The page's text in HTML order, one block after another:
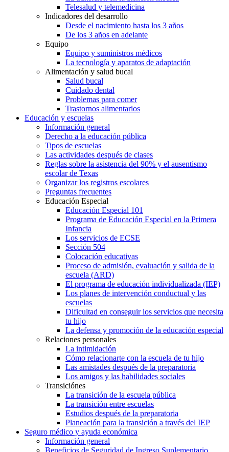
Telesalud y telemedicina
Indicadores del desarrollo
Desde el nacimiento hasta los 3 años
De los 3 años en adelante
Equipo
Equipo y suministros médicos
La tecnología y aparatos de adaptación
Alimentación y salud bucal
Salud bucal
Cuidado dental
Problemas para comer
Trastornos alimentarios
Educación y escuelas
Información general
Derecho a la educación pública
Tipos de escuelas
Las actividades después de clases
Reglas sobre la asistencia del 90% y el ausentismo
escolar de Texas
Organizar los registros escolares
Preguntas frecuentes
Educación Especial
Educación Especial 101
Programa de Educación Especial en la Primera
Infancia
Los servicios de ECSE
Sección 504
Colocación educativas
Proceso de admisión, evaluación y salida de la
escuela (ARD)
El programa de educación individualizada (IEP)
Los planes de intervención conductual y las
escuelas
Dificultad en conseguir los servicios que necesita
tu hijo
La defensa y promoción de la educación especial
Relaciones personales
La intimidación
Cómo relacionarte con la escuela de tu hijo
Las amistades después de la preparatoria
Los amigos y las habilidades sociales
Transiciónes
La transición de la escuela pública
La transición entre escuelas
Estudios después de la preparatoria
Planeación para la transición a través del IEP
Seguro médico y ayuda económica
Información general
Beneficios de Seguridad de Ingreso Suplementario